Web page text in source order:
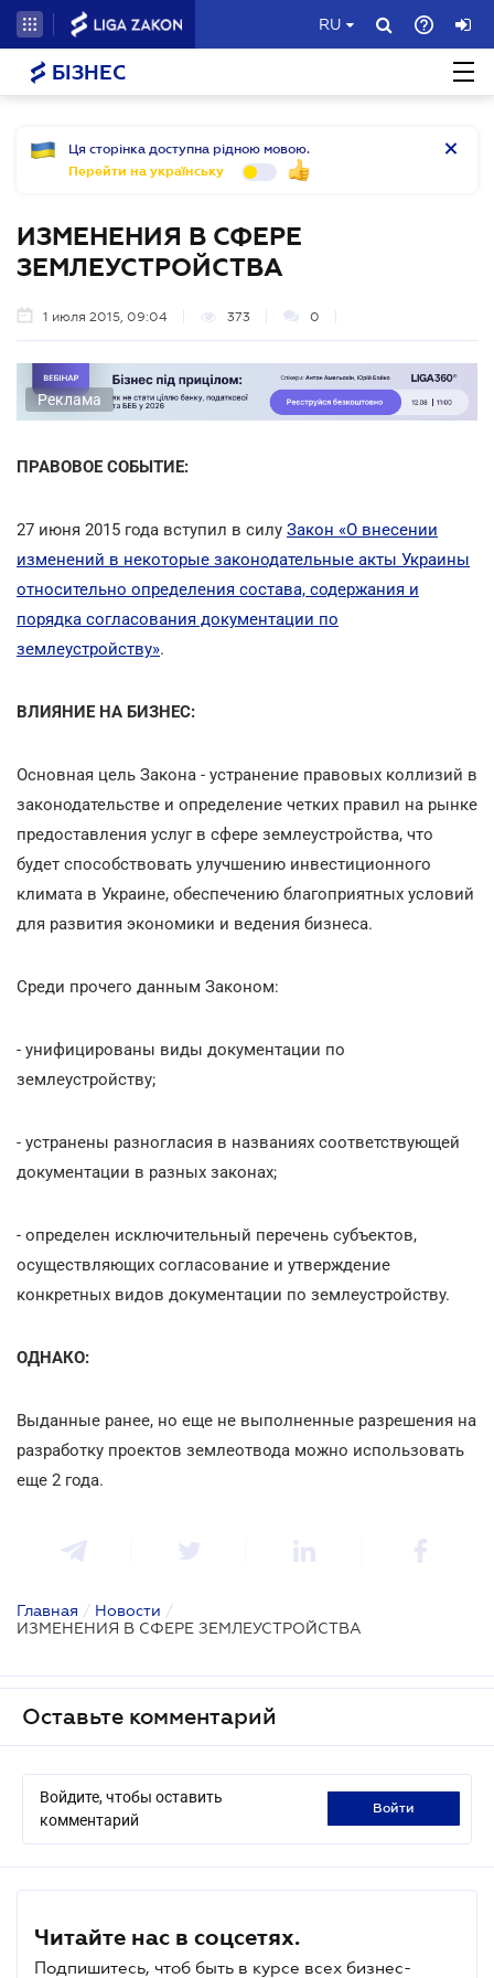
RU
БІЗНЕС
Ця сторінка доступна рідною мовою.
Перейти на українську
ИЗМЕНЕНИЯ В СФЕРЕ
ЗЕМЛЕУСТРОЙСТВА
1 июля 2015, 09:04 373 0
Реклама
ПРАВОВОЕ СОБЫТИЕ:
27 июня 2015 года вступил в силу Закон «О внесении
изменений в некоторые законодательные акты Украины
относительно определения состава, содержания и
порядка согласования документации по
землеустройству».
ВЛИЯНИЕ НА БИЗНЕС:
Основная цель Закона - устранение правовых коллизий в
законодательстве и определение четких правил на рынке
предоставления услуг в сфере землеустройства, что
будет способствовать улучшению инвестиционного
климата в Украине, обеспечению благоприятных условий
для развития экономики и ведения бизнеса.
Среди прочего данным Законом:
- унифицированы виды документации по
землеустройству;
- устранены разногласия в названиях соответствующей
документации в разных законах;
- определен исключительный перечень субъектов,
осуществляющих согласование и утверждение
конкретных видов документации по землеустройству.
ОДНАКО:
Выданные ранее, но еще не выполненные разрешения на
разработку проектов землеотвода можно использовать
еще 2 года.
Главная / Новости /
ИЗМЕНЕНИЯ В СФЕРЕ ЗЕМЛЕУСТРОЙСТВА
Оставьте комментарий
Войдите, чтобы оставить
комментарий
войти
Читайте нас в соцсетях.
Подпишитесь, чтоб быть в курсе всех бизнес-